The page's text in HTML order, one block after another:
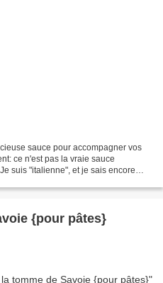
sauce pour accompagner vos
ce n'est pas la vraie sauce
suis "italienne", et je sais encore
{pour pâtes}